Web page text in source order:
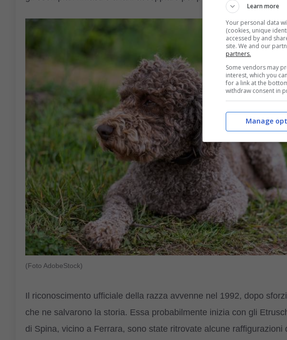
(Foto AdobeStock)
Il riconoscimento ufficiale della razza avvenne nel 1992, dopo
che ne salvarono la storia. Essa probabilmente inizia con gli
di Spina, vicino a Ferrara, sono state ritrovate alcune
Learn more
Your personal data
(cookies, unique
accessed by and
site. We and our
partners.
Some vendors may
interest, which you
for a link at the
withdraw consent in
Manage